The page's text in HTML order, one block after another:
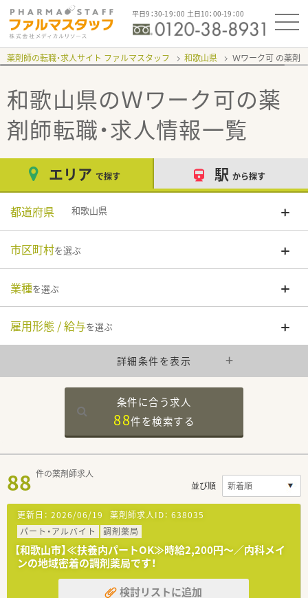
平日9：30-19：00 土日10：00-19：00
薬剤師の転職・求人サイト ファルマスタッフ 和歌山県 Ｗワーク可
和歌山県のＷワーク可の薬
剤師転職・求人情報一覧
エリア で探す 駅 から探す
都道府県 和歌山県
市区町村を選ぶ
業種を選ぶ
雇用形態 / 給与を選ぶ
詳細条件を表示
条件に合う求人
88件を検索する
88 件の薬剤師求人
並び順
更新日： 2026/06/19 薬剤師求人ID： 638035
パート・アルバイト
調剤薬局
【和歌山市】≪扶養内パートOK≫時給2,200円～／内科メイ
ンの地域密着の調剤薬局です！
検討リストに追加